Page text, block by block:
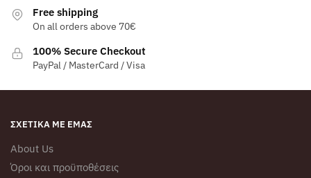
Free shipping
On all orders above 70€
100% Secure Checkout
PayPal / MasterCard / Visa
ΣΧΕΤΙΚΆ ΜΕ ΕΜΆΣ
About Us
Όροι και προϋποθέσεις